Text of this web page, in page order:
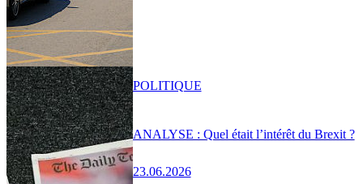
ANALYSE : Quel était l’intérêt du Brexit ?
23.06.2026
POLITIQUE